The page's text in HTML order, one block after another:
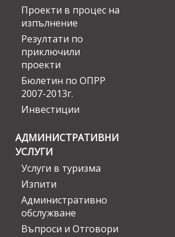
Проекти в процес на
изпълнение
Резултати по
приключили
проекти
Бюлетин по ОПРР
2007-2013г.
Инвестиции
АДМИНИСТРАТИВНИ
УСЛУГИ
Услуги в туризма
Изпити
Административно
обслужване
Въпроси и Отговори